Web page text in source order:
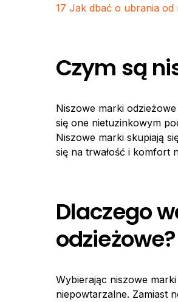
17 Jak dbać o ubrania od
Czym są
Niszowe marki
się one nietuzinkowym
Niszowe marki skupiają
się na trwałość i komfort
Dlaczego
odzieżowe?
Wybierając niszowe
niepowtarzalne. Zamiast